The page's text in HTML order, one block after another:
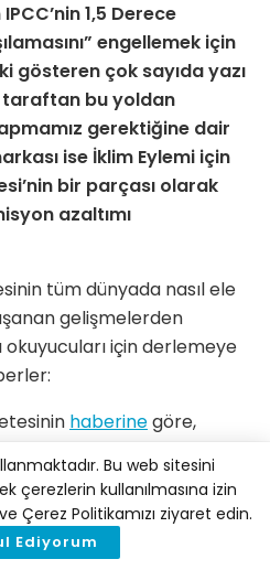
1,5 Derece
engellemek için
gösteren çok sayıda yazı
taraftan bu yoldan
gerektiğine dair
ise İklim Eylemi için
bir parçası olarak
azaltımı
tüm dünyada nasıl ele
gelişmelerden
okuyucuları için derlemeye
haberinegöre,
protesto ile karşılanırken
verenler de oldu. Kömür,
ısınmaya neden
Bu web sitesini
çerezlerin kullanılmasına izin
Çerez Politikamızı ziyaret edin.
Ediyorum